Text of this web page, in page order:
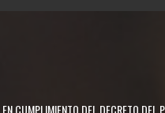
EN CUMPLIMIENTO DEL DECRETO